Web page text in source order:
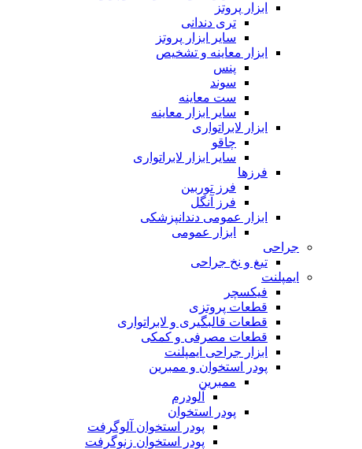
ابزار پروتز
تری دندانی
سایر ابزار پروتز
ابزار معاینه و تشخیص
پنس
سوند
ست معاینه
سایر ابزار معاینه
ابزار لابراتواری
چاقو
سایر ابزار لابراتواری
فرزها
فرز توربین
فرز آنگل
ابزار عمومی دندانپزشکی
ابزار عمومی
جراحی
تیغ و نخ جراحی
ایمپلنت
فیکسچر
قطعات پروتزی
قطعات قالبگیری و لابراتواری
قطعات مصرفی و کمکی
ابزار جراحی ایمپلنت
پودر استخوان و ممبرین
ممبرین
آلودرم
پودر استخوان
پودر استخوان آلوگرفت
پودر استخوان زنوگرفت